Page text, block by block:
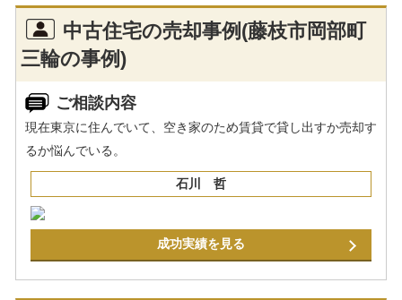
中古住宅の売却事例(藤枝市岡部町
三輪の事例)
ご相談内容
現在東京に住んでいて、空き家のため賃貸で貸し出すか売却す
るか悩んでいる。
石川 哲
成功実績を見る